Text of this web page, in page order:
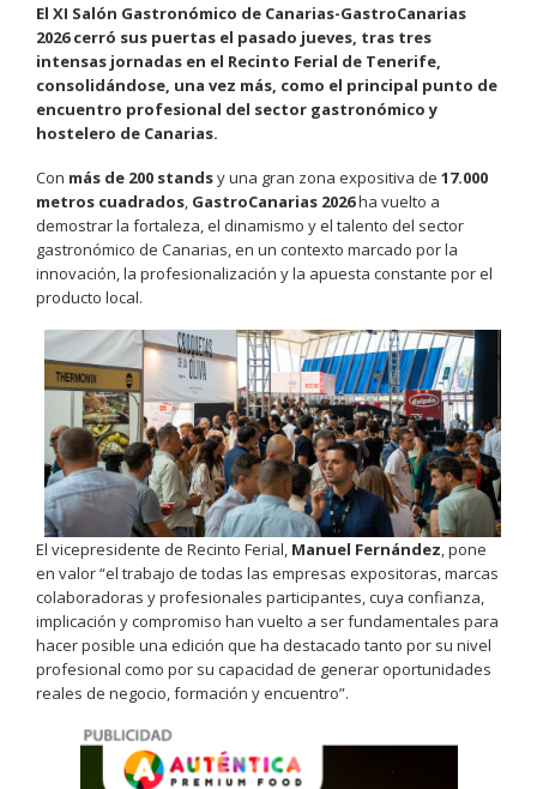
El XI Salón Gastronómico de Canarias-GastroCanarias
2026 cerró sus puertas el pasado jueves, tras tres
intensas jornadas en el Recinto Ferial de Tenerife,
consolidándose, una vez más, como el principal punto de
encuentro profesional del sector gastronómico y
hostelero de Canarias.
Con más de 200 standsy una gran zona expositiva de 17.000
metros cuadrados GastroCanarias 2026ha vuelto a
demostrar la fortaleza, el dinamismo y el talento del sector
gastronómico de Canarias, en un contexto marcado por la
innovación, la profesionalización y la apuesta constante por el
producto local.
El vicepresidente de Recinto Ferial, Manuel Fernández , pone
en valor “el trabajo de todas las empresas expositoras, marcas
colaboradoras y profesionales participantes, cuya confianza,
implicación y compromiso han vuelto a ser fundamentales para
hacer posible una edición que ha destacado tanto por su nivel
profesional como por su capacidad de generar oportunidades
reales de negocio, formación y encuentro”.